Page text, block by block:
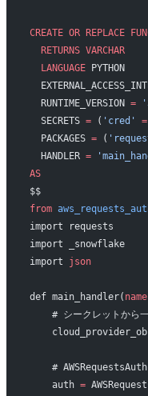
CREATE OR REPLACE
  RETURNS
VARCHAR
  LANGUAGE
PYTHON
  RUNTIME_VERSION
=
  SECRETS
= ( 'cred' =
  PACKAGES
= (
  HANDLER
=
AS
$$
from
import requests
import _snowflake
import json
def main_handler( name
# シークレットから
# AWSRequestsAuth
    auth
=